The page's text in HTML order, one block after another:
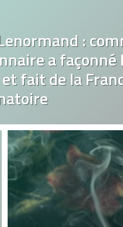
:
a façonné
fait de la